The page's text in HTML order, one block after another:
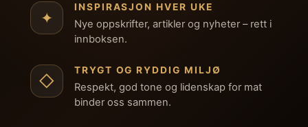
✦
INSPIRASJON HVER UKE
Nye oppskrifter, artikler og nyheter – rett i
innboksen.
◇
TRYGT OG RYDDIG MILJØ
Respekt, god tone og lidenskap for mat
binder oss sammen.